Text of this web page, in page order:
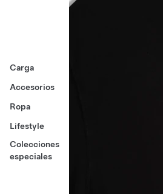
Carga
Accesorios
Ropa
Lifestyle
Colecciones
especiales